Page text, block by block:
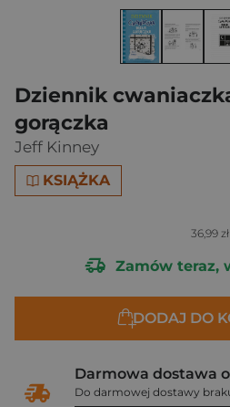
Dziennik
gorączka
Jeff Kinney
KSIĄŻKA
36,99 zł
Zamów teraz,
DODAJ DO
Darmowa dostawa
Do darmowej dostawy